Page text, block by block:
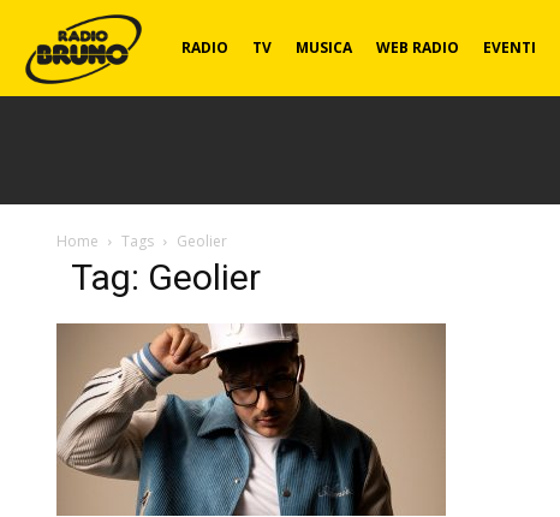
Radio
RADIO TV MUSICA WEB RADIO EVENTI
Home Tags Geolier
Tag: Geolier